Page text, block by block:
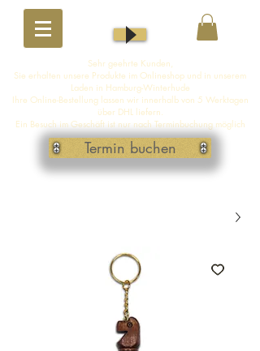
Sehr geehrte Kunden,
Sie erhalten unsere Produkte im Onlineshop und in unserem
Laden in Hamburg-Winterhude
Ihre Online-Bestellung lassen wir innerhalb von 5 Werktagen
über DHL liefern.
Ein Besuch im Geschäft ist nur nach Terminbuchung möglich
Termin buchen